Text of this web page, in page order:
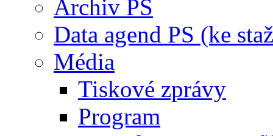
Archiv PS
Data agend PS (ke
Média
Tiskové zprávy
Program